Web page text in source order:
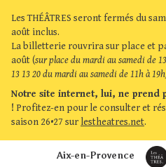
Les THÉÂTRES seront fermés du
août inclus.
La billetterie rouvrira sur place et
août (sur place du mardi au samedi de
13 13 20 du mardi au samedi de 11h à
Notre site internet, lui, ne prend
! Profitez-en pour le consulter et
saison 26•27 sur lestheatres.net.
Aix-en-Provence